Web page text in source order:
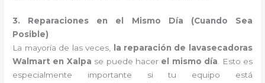
3. Reparaciones en el Mismo Día (Cuando Sea
Posible)
La mayoría de las veces,
la reparación de lavasecadoras
Walmart en Xalpa se puede hacer el mismo día . Esto es
especialmente importante si tu equipo está